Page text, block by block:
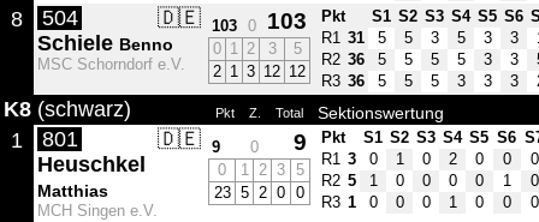
8 🇩🇪
504
Schiele Benno
MSC Schorndorf e.V.
103 0 103
0 1 2 3
5
2 1 3 12 12
Pkt S1 S2 S3 S4 S5 S6
R1
31 5 5 3 5 3 3
R2 36 5 5 5 5 3 3
R3 36 5 5 5 3 3 3
K8 (schwarz) Pkt Z. Total Sektionswertung
1 🇩🇪
801
Heuschkel
Matthias
MCH Singen e.V.
9 0 9
0 1 2 3
5
23
5 2 0 0
Pkt S1 S2 S3 S4 S5 S6
R1
3 0 1 0 2 0 0
0
R2 5 1 0 0 0 0 1
0
R3 1 0 0 0 1 0 0 0